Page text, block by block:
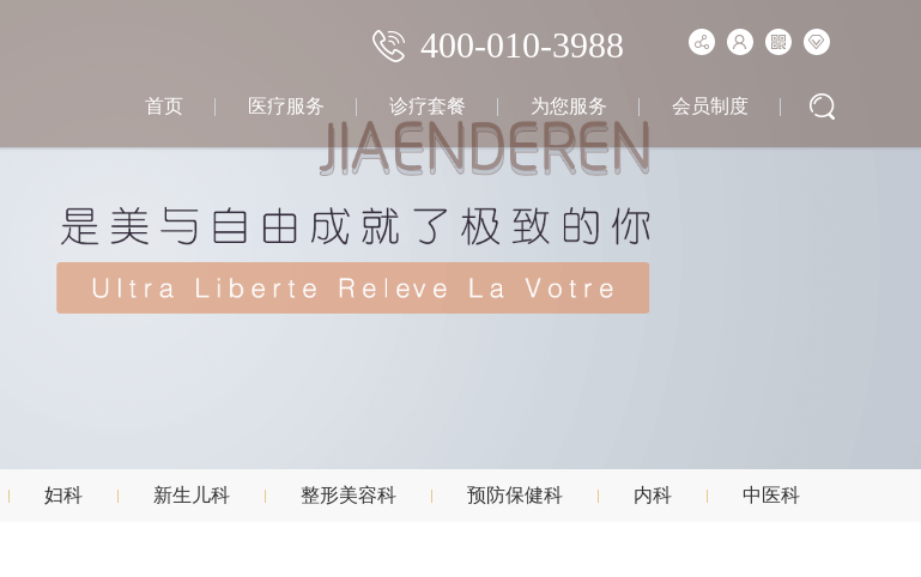
400-010-3988
首页 医疗服务 诊疗套餐 为您服务 会员制度
妇科 新生儿科 整形美容科 预防保健科 内科 中医科